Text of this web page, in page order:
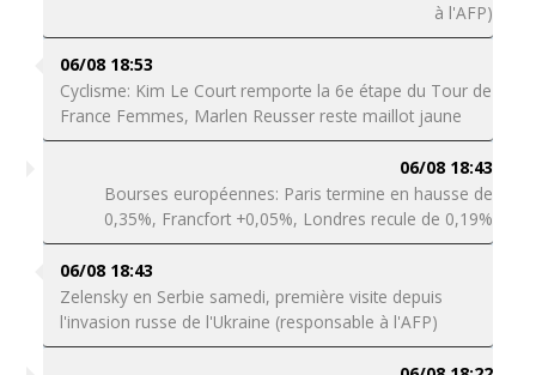
à l'AFP)
06/08 18:53
Cyclisme: Kim Le Court remporte la 6e étape du Tour de
France Femmes, Marlen Reusser reste maillot jaune
06/08 18:43
Bourses européennes: Paris termine en hausse de
0,35%, Francfort +0,05%, Londres recule de 0,19%
06/08 18:43
Zelensky en Serbie samedi, première visite depuis
l'invasion russe de l'Ukraine (responsable à l'AFP)